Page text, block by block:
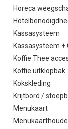
Horeca
Kassasysteem
Kassasysteem +
Koffie Thee
Koffie uitklopbak
Kokskleding
Krijtbord /
Menukaart